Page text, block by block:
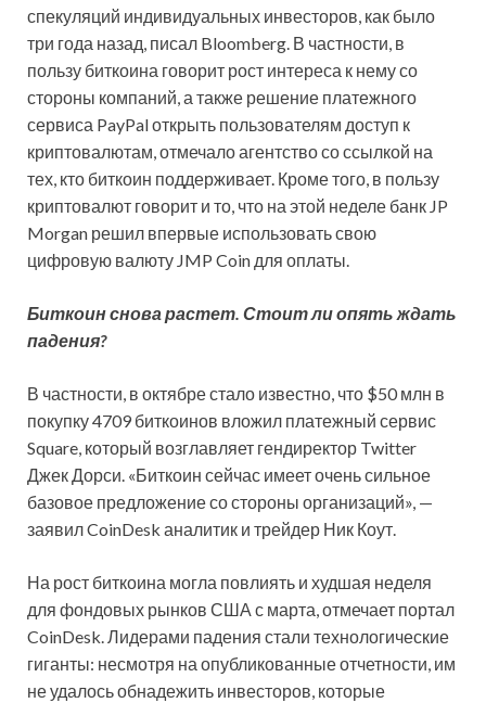
спекуляций индивидуальных инвесторов, как было
три года назад, писал Bloomberg. В частности, в
пользу биткоина говорит рост интереса к нему со
стороны компаний, а также решение платежного
сервиса PayPal открыть пользователям доступ к
криптовалютам, отмечало агентство со ссылкой на
тех, кто биткоин поддерживает. Кроме того, в пользу
криптовалют говорит и то, что на этой неделе банк JP
Morgan решил впервые использовать свою
цифровую валюту JMP Coin для оплаты.
Биткоин снова растет. Стоит ли опять ждать
падения?
В частности, в октябре стало известно, что $50 млн в
покупку 4709 биткоинов вложил платежный сервис
Square, который возглавляет гендиректор Twitter
Джек Дорси. «Биткоин сейчас имеет очень сильное
базовое предложение со стороны организаций», —
заявил CoinDesk аналитик и трейдер Ник Коут.
На рост биткоина могла повлиять и худшая неделя
для фондовых рынков США с марта, отмечает портал
CoinDesk. Лидерами падения стали технологические
гиганты: несмотря на опубликованные отчетности, им
не удалось обнадежить инвесторов, которые